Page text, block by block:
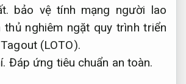
bảo vệ tính mạng người lao
thủ nghiêm ngặt quy trình triển
(LOTO).
Đáp ứng tiêu chuẩn an toàn.